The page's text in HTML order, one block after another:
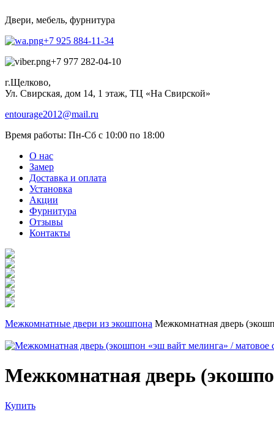
Двери, мебель, фурнитура
+7 925 884-11-34
+7 977 282-04-10
г.Щелково,
Ул. Свирская, дом 14, 1 этаж, ТЦ «На Свирской»
entourage2012@mail.ru
Время работы: Пн-Сб с 10:00 по 18:00
О нас
Замер
Доставка и оплата
Установка
Акции
Фурнитура
Отзывы
Контакты
Межкомнатные двери из экошпона Межкомнатная дверь
Межкомнатная дверь
Купить